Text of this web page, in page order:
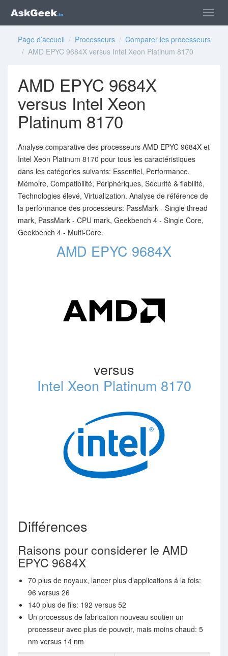
Page d’accueil / Processeurs / Comparer les processeurs
/ AMD EPYC 9684X versus Intel Xeon Platinum 8170
AMD EPYC 9684X
versus Intel Xeon
Platinum 8170
Analyse comparative des processeurs AMD EPYC 9684X et
Intel Xeon Platinum 8170 pour tous les caractéristiques
dans les catégories suivants: Essentiel, Performance,
Mémoire, Compatibilité, Périphériques, Sécurité & fiabilité,
Technologies élevé, Virtualization. Analyse de référence de
la performance des processeurs: PassMark - Single thread
mark, PassMark - CPU mark, Geekbench 4 - Single Core,
Geekbench 4 - Multi-Core.
AMD EPYC 9684X
versus
Intel Xeon Platinum 8170
Différences
Raisons pour considerer le AMD
EPYC 9684X
70 plus de noyaux, lancer plus d’applications á la fois:
96 versus 26
140 plus de fils: 192 versus 52
Un processus de fabrication nouveau soutien un
processeur avec plus de pouvoir, mais moins chaud: 5
nm versus 14 nm